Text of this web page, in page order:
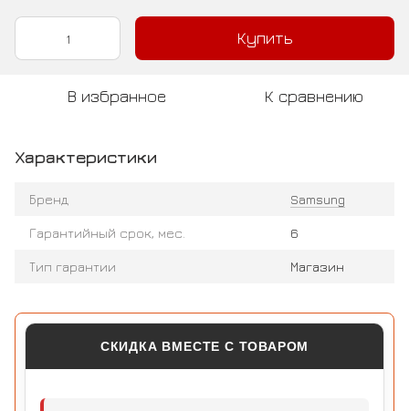
Купить
В избранное К сравнению
Характеристики
Бренд Samsung
Гарантийный срок, мес. 6
Тип гарантии Магазин
СКИДКА ВМЕСТЕ С ТОВАРОМ